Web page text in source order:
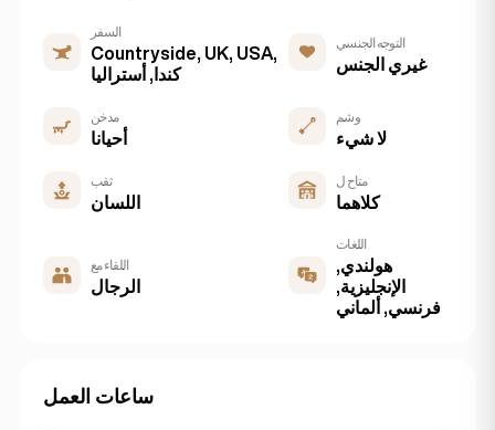
السفر
Countryside, UK, USA,
كندا, أستراليا
التوجه الجنسي
غيري الجنس
مدخن
أحيانا
وشم
لا شيء
ثقب
اللسان
متاح ل
كلاهما
اللقاء مع
الرجال
اللغات
هولندي,
الإنجليزية,
فرنسي, ألماني
ساعات العمل